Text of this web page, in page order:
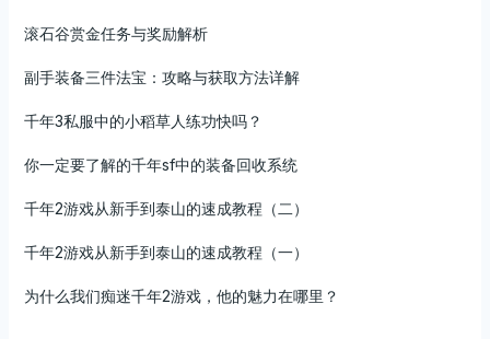
滚石谷赏金任务与奖励解析
副手装备三件法宝：攻略与获取方法详解
千年3私服中的小稻草人练功快吗？
你一定要了解的千年sf中的装备回收系统
千年2游戏从新手到泰山的速成教程（二）
千年2游戏从新手到泰山的速成教程（一）
为什么我们痴迷千年2游戏，他的魅力在哪里？